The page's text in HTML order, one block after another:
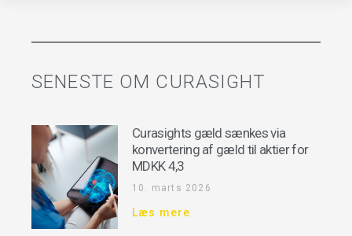
SENESTE OM CURASIGHT
Curasights gæld sænkes via
konvertering af gæld til aktier for
MDKK 4,3
10. marts 2026
Læs mere